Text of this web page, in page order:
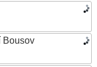
Bousov